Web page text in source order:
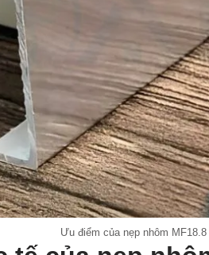
Ưu điểm của nẹp nhôm MF18.8